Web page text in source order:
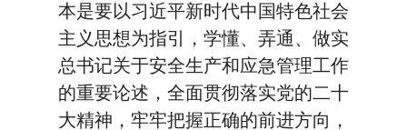
本是要以习近平新时代中国特色社会
主义思想为指引，学懂、弄通、做实
总书记关于安全生产和应急管理工作
的重要论述，全面贯彻落实党的二十
大精神，牢牢把握正确的前进方向，